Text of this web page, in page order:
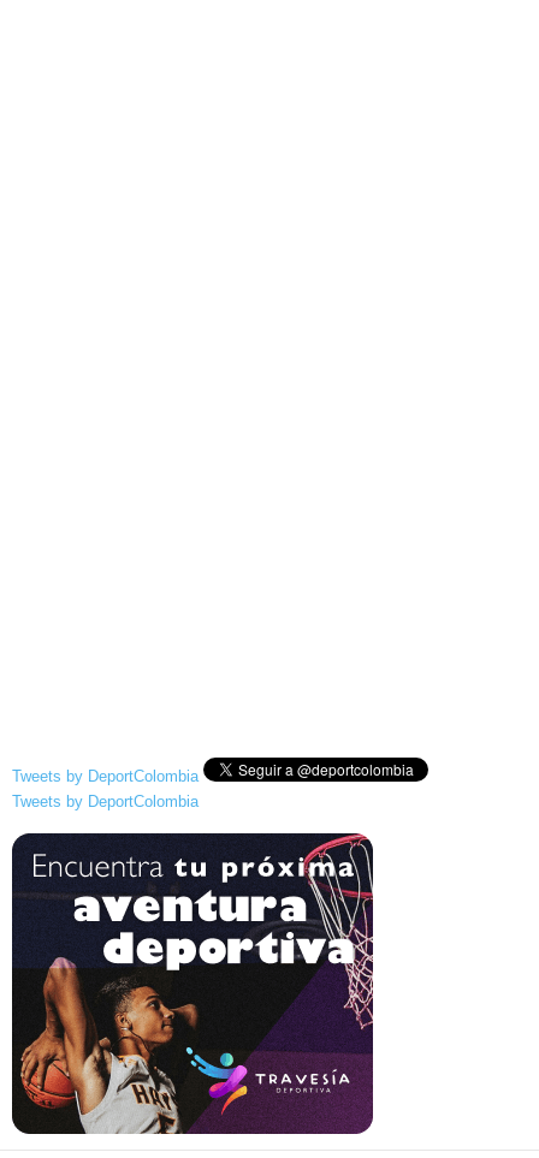
Tweets by DeportColombia
Tweets by DeportColombia